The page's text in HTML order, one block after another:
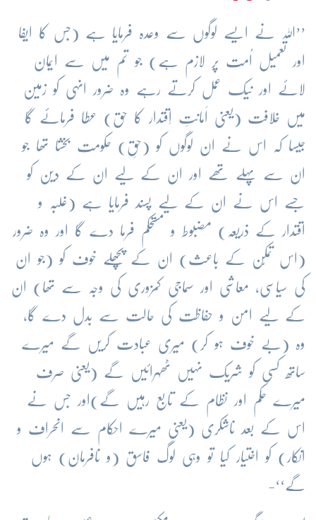
’’اللہ نے ایسے لوگوں سے وعدہ فرمایا ہے (جس کا ایفا
اور تعمیل اُمت پر لازم ہے) جو تم میں سے ایمان
لائے اور نیک عمل کرتے رہے وہ ضرور انہی کو زمین
میں خلافت (یعنی اَمانتِ اِقتدار کا حق) عطا فرمائے گا
جیسا کہ اس نے ان لوگوں کو (حقِ) حکومت بخشا تھا جو
ان سے پہلے تھے اور ان کے لیے ان کے دین کو
جسے اس نے ان کے لیے پسند فرمایا ہے (غلبہ و
اقتدار کے ذریعہ) مضبوط و مستحکم فرما دے گا اور وہ ضرور
(اس تمکّن کے باعث) ان کے پچھلے خوف کو (جو ان
کی سیاسی، معاشی اور سماجی کمزوری کی وجہ سے تھا) ان
کے لیے امن و حفاظت کی حالت سے بدل دے گا،
وہ (بے خوف ہو کر) میری عبادت کریں گے میرے
ساتھ کسی کو شریک نہیں ٹھہرائیں گے (یعنی صرف
میرے حکم اور نظام کے تابع رہیں گے)اور جس نے
اس کے بعد ناشکری (یعنی میرے احکام سے انحراف و
انکار) کو اختیار کیا تو وہی لوگ فاسق (و نافرمان) ہوں
گے‘‘-